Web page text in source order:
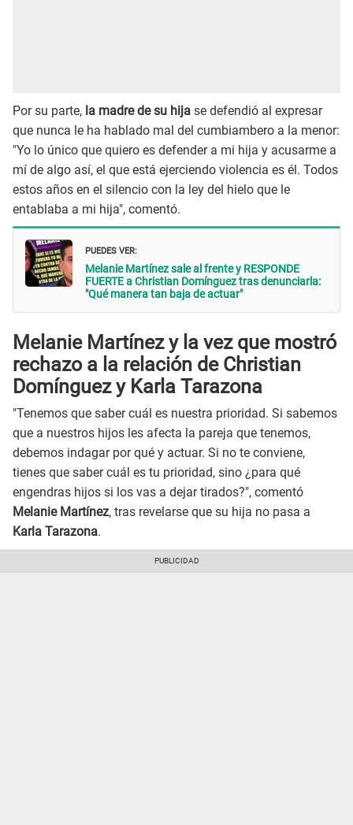
Por su parte, la madre de su hija se defendió al expresar
que nunca le ha hablado mal del cumbiambero a la menor:
"Yo lo único que quiero es defender a mi hija y acusarme a
mí de algo así, el que está ejerciendo violencia es él. Todos
estos años en el silencio con la ley del hielo que le
entablaba a mi hija", comentó.
PUEDES VER:
Melanie Martínez sale al frente y RESPONDE
FUERTE a Christian Domínguez tras denunciarla:
"Qué manera tan baja de actuar"
Melanie Martínez y la vez que mostró
rechazo a la relación de Christian
Domínguez y Karla Tarazona
"Tenemos que saber cuál es nuestra prioridad. Si sabemos
que a nuestros hijos les afecta la pareja que tenemos,
debemos indagar por qué y actuar. Si no te conviene,
tienes que saber cuál es tu prioridad, sino ¿para qué
engendras hijos si los vas a dejar tirados?", comentó
Melanie Martínez, tras revelarse que su hija no pasa a
Karla Tarazona.